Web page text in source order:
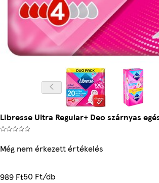
Libresse Ultra Regular+ Deo szárnyas
Még nem érkezett értékelés
989 Ft50 Ft/db